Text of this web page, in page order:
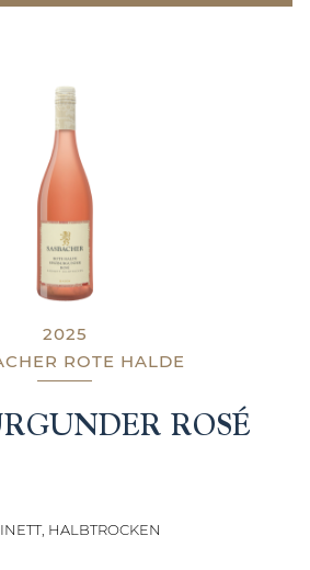
2025
ROTE HALDE
ROSÉ
HALBTROCKEN